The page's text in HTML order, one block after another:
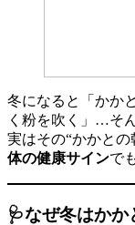
冬になると「かか
く粉を吹く」…そ
実はその“かかとの
体の健康サインで
🩺なぜ冬はかか